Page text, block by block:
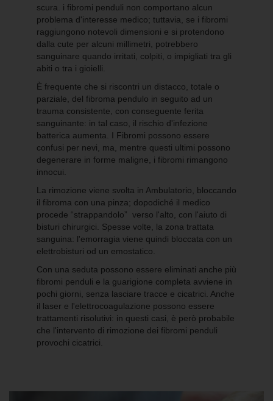
scura. i fibromi penduli non comportano alcun
problema d'interesse medico; tuttavia, se i fibromi
raggiungono notevoli dimensioni e si protendono
dalla cute per alcuni millimetri, potrebbero
sanguinare quando irritati, colpiti, o impigliati tra gli
abiti o tra i gioielli.
È frequente che si riscontri un distacco, totale o
parziale, del fibroma pendulo in seguito ad un
trauma consistente, con conseguente ferita
sanguinante: in tal caso, il rischio d'infezione
batterica aumenta. I Fibromi possono essere
confusi per nevi, ma, mentre questi ultimi possono
degenerare in forme maligne, i fibromi rimangono
innocui.
La rimozione viene svolta in Ambulatorio, bloccando
il fibroma con una pinza; dopodiché il medico
procede “strappandolo” verso l'alto, con l'aiuto di
bisturi chirurgici. Spesse volte, la zona trattata
sanguina: l'emorragia viene quindi bloccata con un
elettrobisturi od un emostatico.
Con una seduta possono essere eliminati anche più
fibromi penduli e la guarigione completa avviene in
pochi giorni, senza lasciare tracce e cicatrici. Anche
il laser e l'elettrocoagulazione possono essere
trattamenti risolutivi: in questi casi, è però probabile
che l'intervento di rimozione dei fibromi penduli
provochi cicatrici.